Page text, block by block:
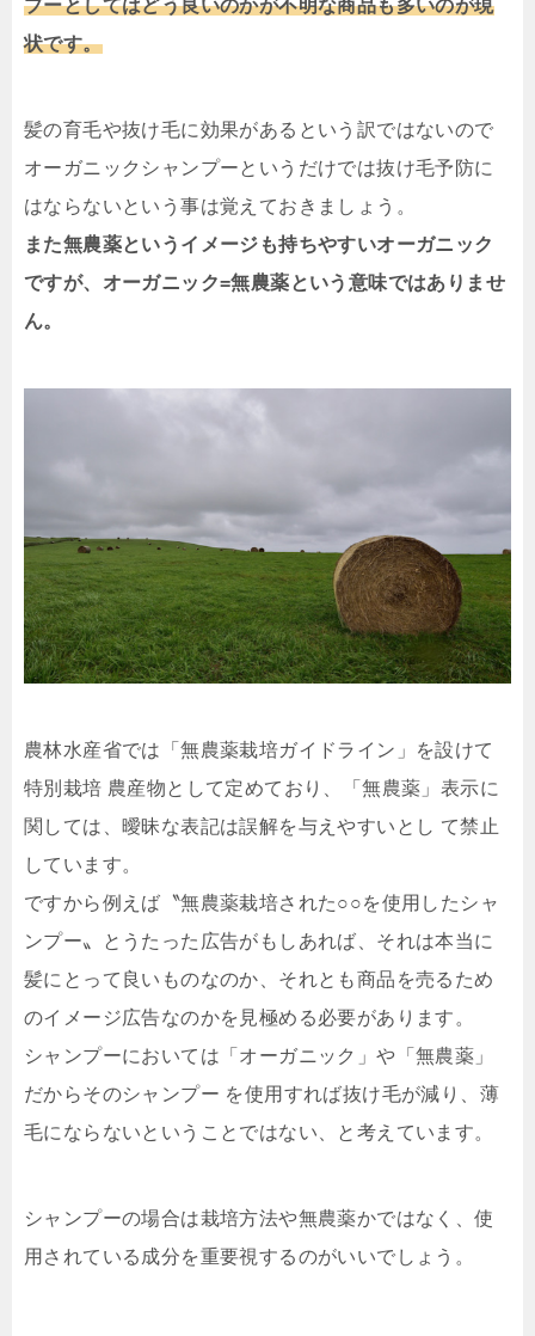
プーとしてはどう良いのかが不明な商品も多いのが現
状です。
髪の育毛や抜け毛に効果があるという訳ではないので
オーガニックシャンプーというだけでは抜け毛予防に
はならないという事は覚えておきましょう。
また無農薬というイメージも持ちやすいオーガニック
ですが、オーガニック=無農薬という意味ではありませ
ん。
農林水産省では「無農薬栽培ガイドライン」を設けて
特別栽培 農産物として定めており、「無農薬」表示に
関しては、曖昧な表記は誤解を与えやすいとし て禁止
しています。
ですから例えば〝無農薬栽培された○○を使用したシャ
ンプー〟とうたった広告がもしあれば、それは本当に
髪にとって良いものなのか、それとも商品を売るため
のイメージ広告なのかを見極める必要があります。
シャンプーにおいては「オーガニック」や「無農薬」
だからそのシャンプー を使用すれば抜け毛が減り、薄
毛にならないということではない、と考えています。
シャンプーの場合は栽培方法や無農薬かではなく、使
用されている成分を重要視するのがいいでしょう。